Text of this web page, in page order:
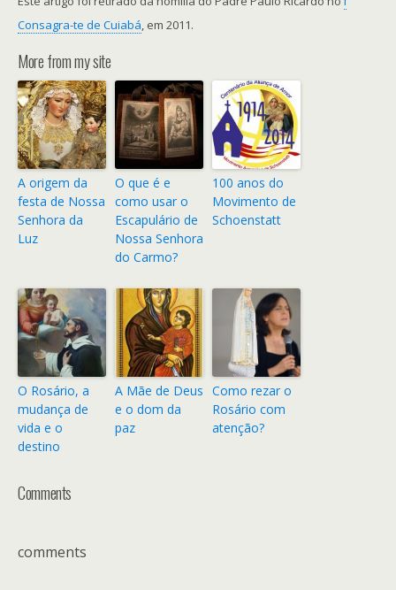
Consagra-te de Cuiabá, em 2011.
More from my site
A origem da
festa de Nossa
Senhora da
Luz
O que é e
como usar o
Escapulário de
Nossa Senhora
do Carmo?
100 anos do
Movimento de
Schoenstatt
O Rosário, a
mudança de
vida e o
destino
A Mãe de Deus
e o dom da
paz
Como rezar o
Rosário com
atenção?
Comments
comments